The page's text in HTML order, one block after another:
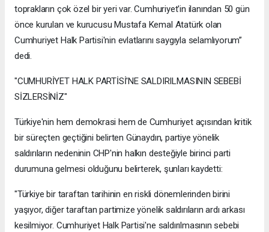
toprakların çok özel bir yeri var. Cumhuriyet'in ilanından 50 gün
önce kurulan ve kurucusu Mustafa Kemal Atatürk olan
Cumhuriyet Halk Partisi'nin evlatlarını saygıyla selamlıyorum”
dedi.
"CUMHURİYET HALK PARTİSİ'NE SALDIRILMASININ SEBEBİ
SİZLERSİNİZ"
Türkiye'nin hem demokrasi hem de Cumhuriyet açısından kritik
bir süreçten geçtiğini belirten Günaydın, partiye yönelik
saldırıların nedeninin CHP'nin halkın desteğiyle birinci parti
durumuna gelmesi olduğunu belirterek, şunları kaydetti:
"Türkiye bir taraftan tarihinin en riskli dönemlerinden birini
yaşıyor, diğer taraftan partimize yönelik saldırıların ardı arkası
kesilmiyor. Cumhuriyet Halk Partisi'ne saldırılmasının sebebi